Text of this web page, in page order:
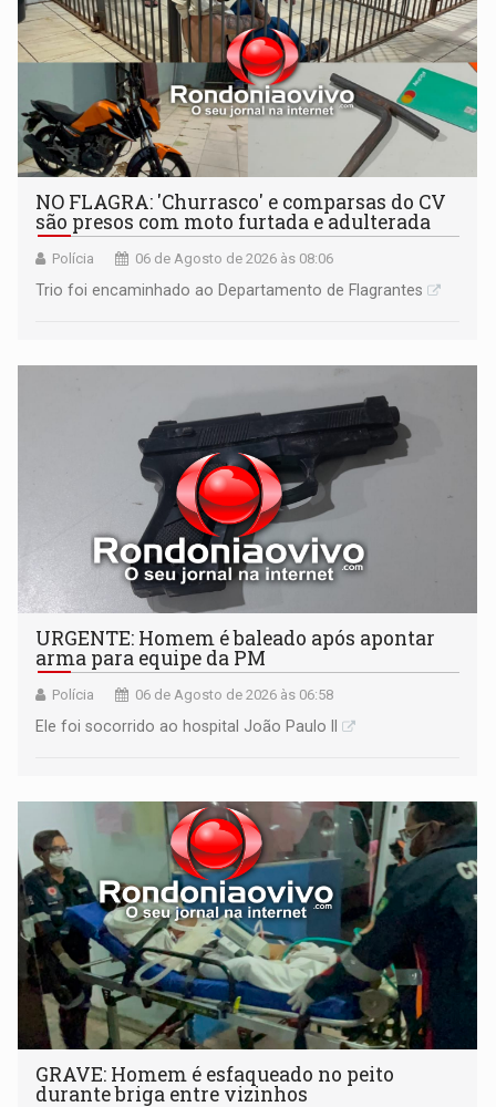
NO FLAGRA: 'Churrasco' e comparsas do CV
são presos com moto furtada e adulterada
Polícia 06 de Agosto de 2026 às 08:06
Trio foi encaminhado ao Departamento de Flagrantes
URGENTE: Homem é baleado após apontar
arma para equipe da PM
Polícia 06 de Agosto de 2026 às 06:58
Ele foi socorrido ao hospital João Paulo II
GRAVE: Homem é esfaqueado no peito
durante briga entre vizinhos